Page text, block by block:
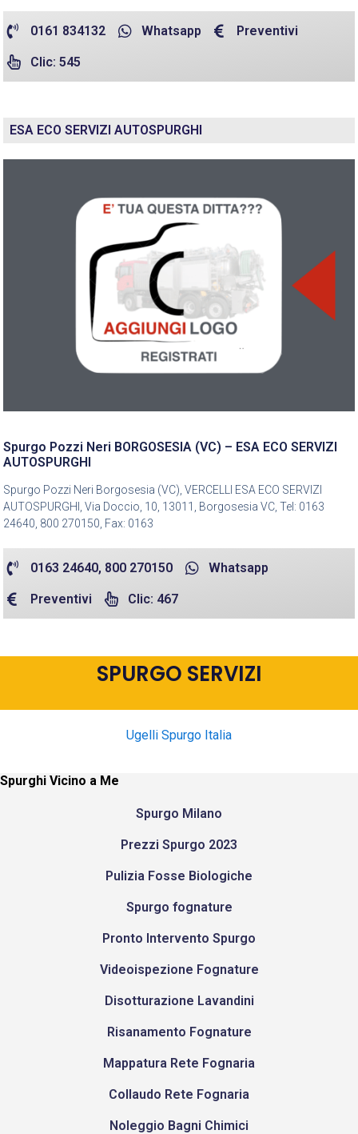
0161 834132 Whatsapp Preventivi
Clic: 545
ESA ECO SERVIZI AUTOSPURGHI
Spurgo Pozzi Neri BORGOSESIA (VC) – ESA ECO SERVIZI
AUTOSPURGHI
Spurgo Pozzi Neri Borgosesia (VC), VERCELLI ESA ECO SERVIZI
AUTOSPURGHI, Via Doccio, 10, 13011, Borgosesia VC, Tel: 0163
24640, 800 270150, Fax: 0163
0163 24640, 800 270150 Whatsapp
Preventivi Clic: 467
SPURGO SERVIZI
Ugelli Spurgo Italia
Spurghi Vicino a Me
Spurgo Milano
Prezzi Spurgo 2023
Pulizia Fosse Biologiche
Spurgo fognature
Pronto Intervento Spurgo
Videoispezione Fognature
Disotturazione Lavandini
Risanamento Fognature
Mappatura Rete Fognaria
Collaudo Rete Fognaria
Noleggio Bagni Chimici